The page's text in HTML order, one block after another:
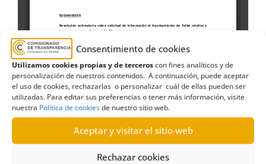
Consentimiento de cookies
Utilizamos cookies propias y de terceroscon fines analíticos y de
personalización de nuestros contenidos. A continuación, puede aceptar
el uso de cookies, rechazarlas o personalizar cuál de ellas pueden ser
utilizadas. Para editar sus preferencias o tener más información, visite
nuestra Política de cookiesde nuestro sitio web.
Aceptar y visitar el sitio web
Rechazar cookies